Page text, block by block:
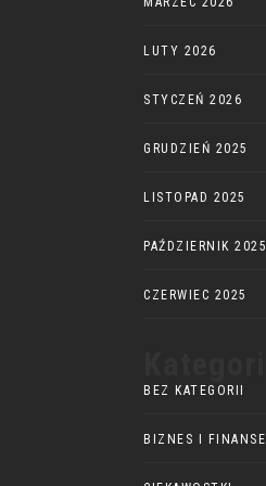
LUTY 2026
STYCZEŃ 2026
GRUDZIEŃ 2025
LISTOPAD 2025
PAŹDZIERNIK 2025
CZERWIEC 2025
BEZ KATEGORII
BIZNES I FINANSE